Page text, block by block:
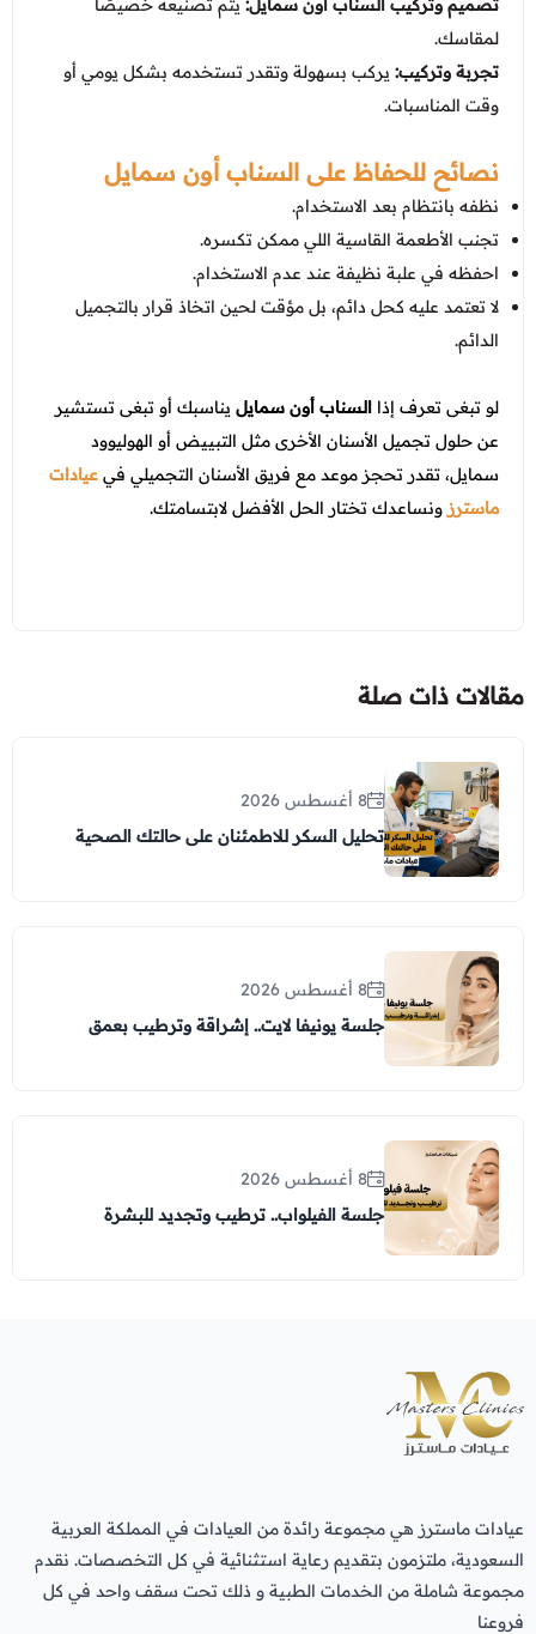
تصميم وتركيب السناب أون سمايل:يتم تصنيعه خصيصًا
لمقاسك.
تجربة وتركيب:يركب بسهولة وتقدر تستخدمه بشكل يومي أو
وقت المناسبات.
نصائح للحفاظ على السناب أون سمايل
نظفه بانتظام بعد الاستخدام.
تجنب الأطعمة القاسية اللي ممكن تكسره.
احفظه في علبة نظيفة عند عدم الاستخدام.
لا تعتمد عليه كحل دائم، بل مؤقت لحين اتخاذ قرار بالتجميل
الدائم.
لو تبغى تعرف إذا السناب أون سمايل يناسبك أو تبغى تستشير
عن حلول تجميل الأسنان الأخرى مثل التبييض أو الهوليوود
سمايل، تقدر تحجز موعد مع فريق الأسنان التجميلي فيعيادات
ماسترزونساعدك تختار الحل الأفضل لابتسامتك.
مقالات ذات صلة
8 أغسطس 2026
تحليل السكر للاطمئنان على حالتك الصحية
8 أغسطس 2026
جلسة يونيفا لايت.. إشراقة وترطيب بعمق
8 أغسطس 2026
جلسة الفيلواب.. ترطيب وتجديد للبشرة
عيادات ماسترز هي مجموعة رائدة من العيادات في المملكة العربية
السعودية، ملتزمون بتقديم رعاية استثنائية في كل التخصصات. نقدم
مجموعة شاملة من الخدمات الطبية و ذلك تحت سقف واحد في كل
فروعنا